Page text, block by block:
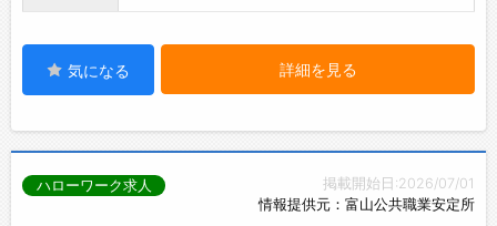
気になる 詳細を見る
掲載開始日:2026/07/01
情報提供元：富山公共職業安定所
ハローワーク求人